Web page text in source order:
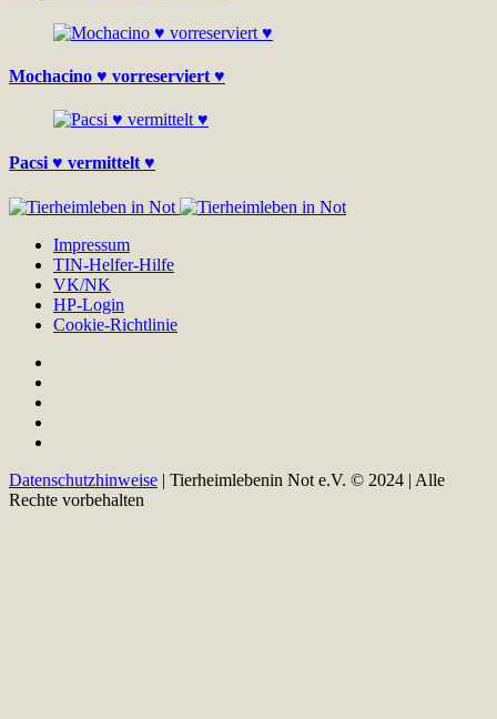
Mochacino ♥ vorreserviert ♥
Pacsi ♥ vermittelt ♥
Impressum
TIN-Helfer-Hilfe
VK/NK
HP-Login
Cookie-Richtlinie
Datenschutzhinweise | Tierheimlebenin Not e.V. © 2024 | Alle
Rechte vorbehalten